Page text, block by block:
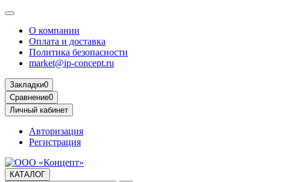
О компании
Оплата и доставка
Политика безопасности
market@ip-concept.ru
Закладки0
Сравнение0
Личный кабинет
Авторизация
Регистрация
КАТАЛОГ